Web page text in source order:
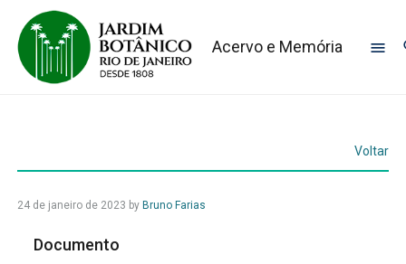
Acervo e Memória
Voltar
24 de janeiro de 2023 by Bruno Farias
Documento